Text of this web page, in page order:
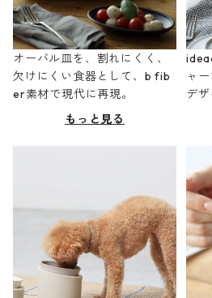
オーバル皿を、割れにくく、
欠けにくい食器として、b fib
er素材で現代に再現。
もっと見る
ャ
デ